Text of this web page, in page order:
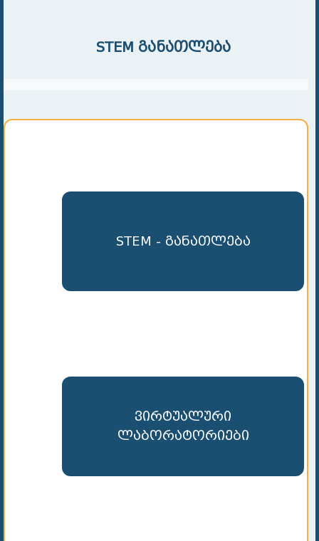
STEM განათლება
STEM - განათლება
ვირტუალური
ლაბორატორიები